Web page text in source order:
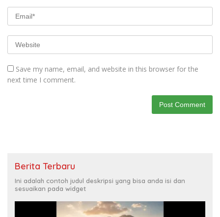
Save my name, email, and website in this browser for the
next time I comment.
Berita Terbaru
Ini adalah contoh judul deskripsi yang bisa anda isi dan
sesuaikan pada widget